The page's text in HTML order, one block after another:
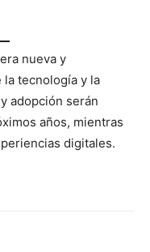
nueva y
tecnología y la
adopción serán
años, mientras
digitales.